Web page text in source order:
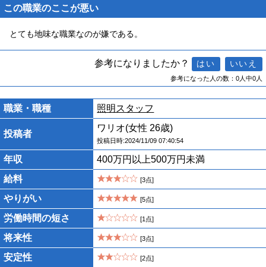
この職業のここが悪い
とても地味な職業なのが嫌である。
参考になりましたか？
参考になった人の数：0人中0人
職業・職種 照明スタッフ
投稿者
ワリオ(女性 26歳)
投稿日時:2024/11/09 07:40:54
年収
400万円以上500万円未満
給料
[3点]
やりがい [5点]
労働時間の短さ [1点]
将来性 [3点]
安定性 [2点]